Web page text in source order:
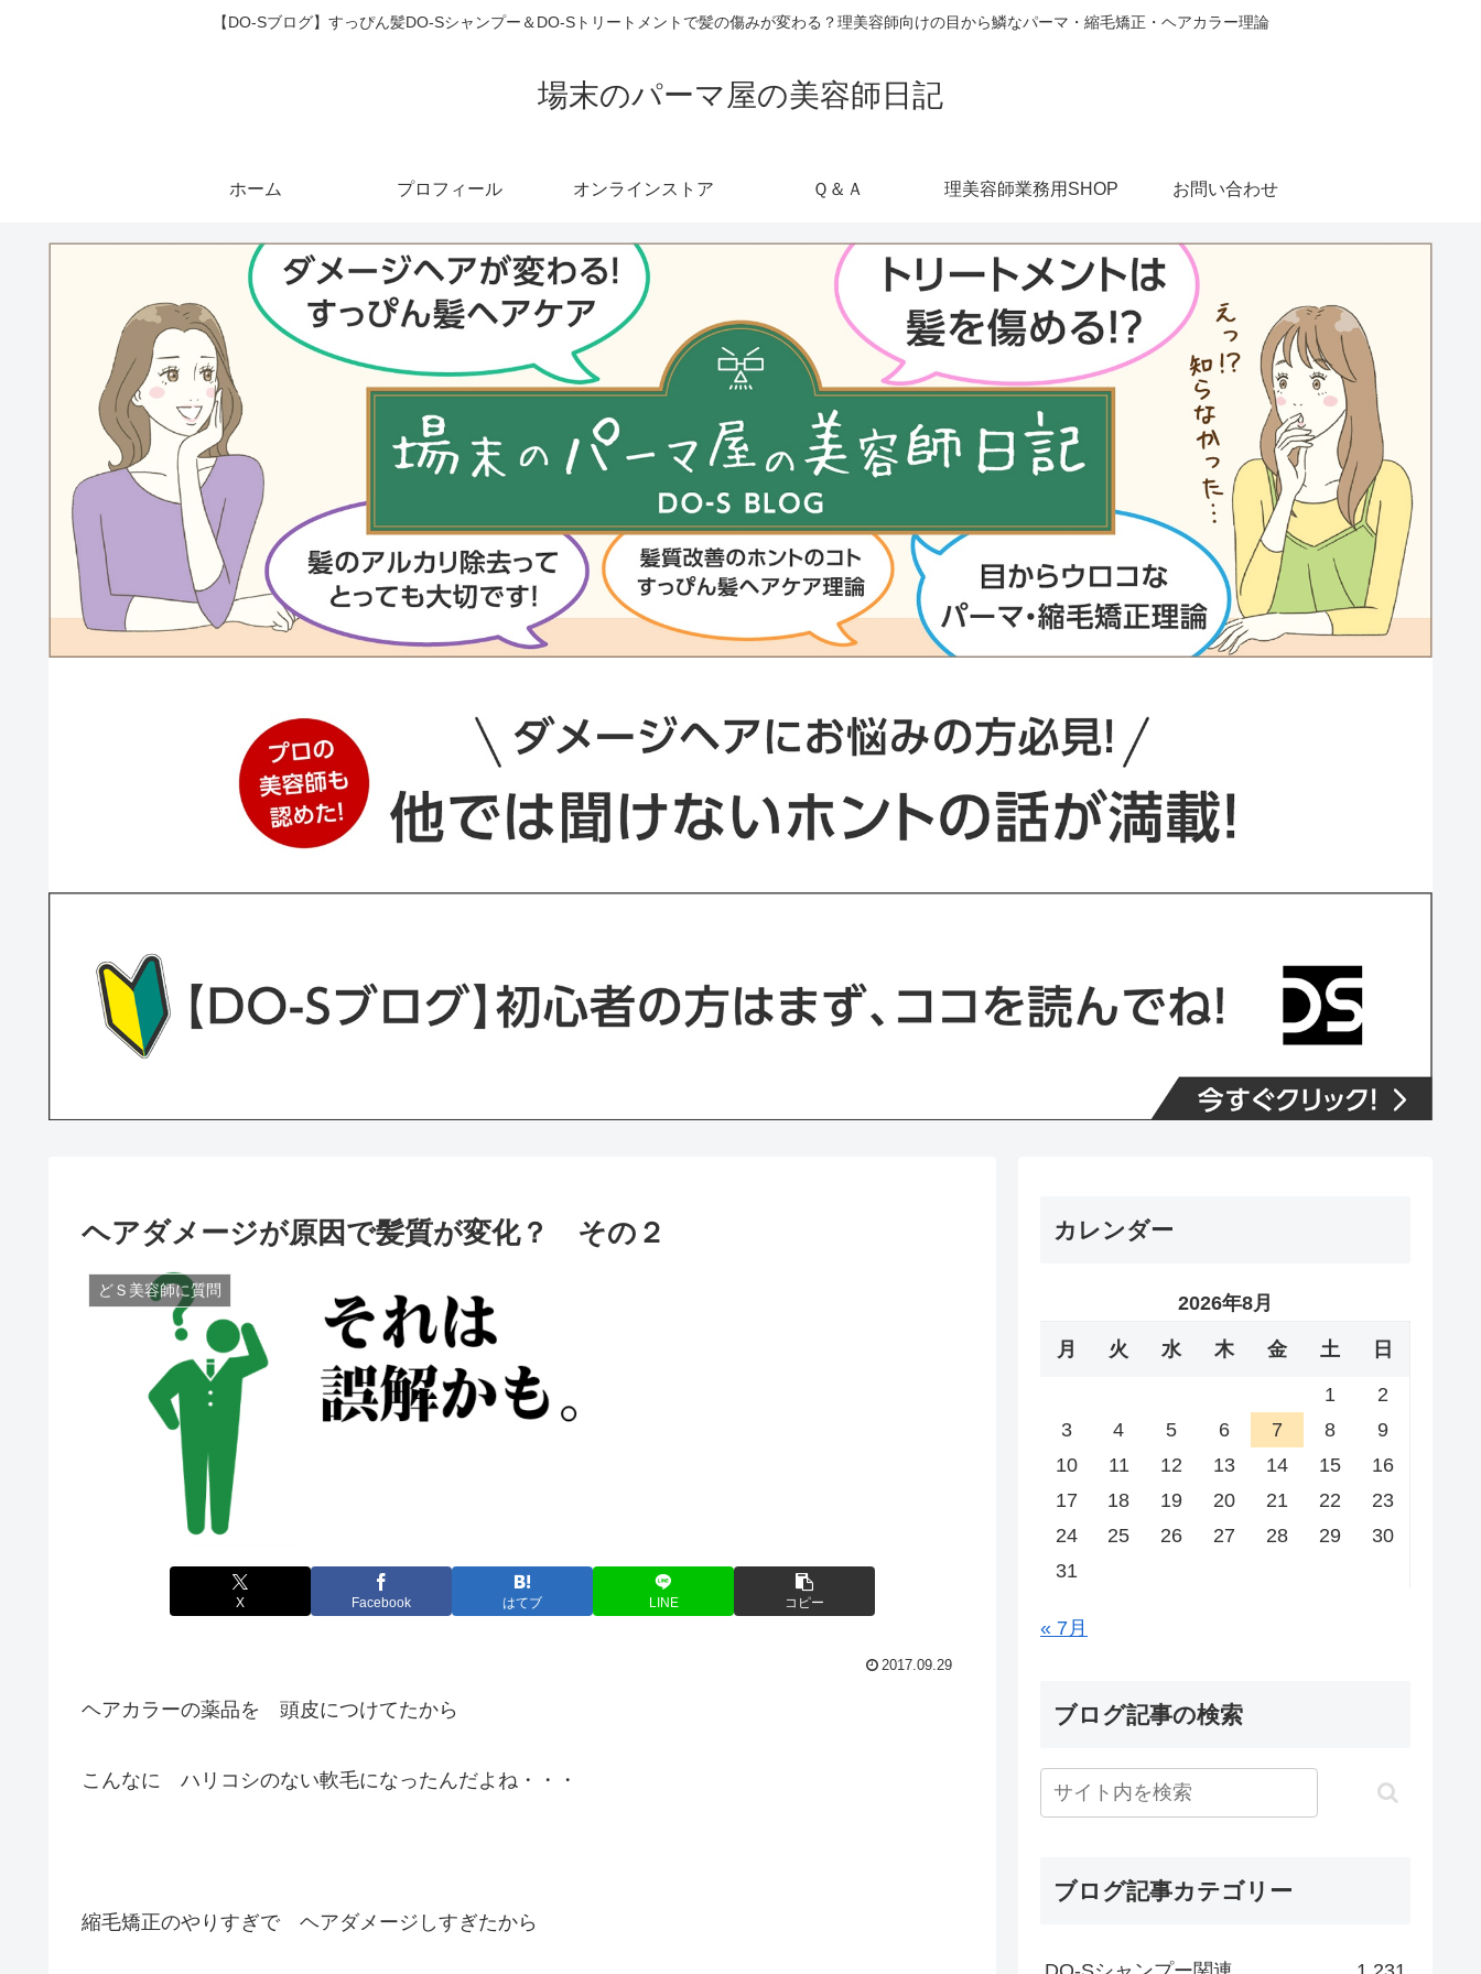
【DO-Sブログ】すっぴん髪DO-Sシャンプー＆DO-Sトリートメントで髪の傷みが変わる？理美容師向けの目から鱗なパーマ・縮毛矯正・ヘアカラー理論
場末のパーマ屋の美容師日記
ホーム プロフィール オンラインストア Ｑ＆Ａ 理美容師業務用SHOP お問い合わせ
ヘアダメージが原因で髪質が変化？ その２
どＳ美容師に質問
X Facebook はてブ LINE コピー
2017.09.29
ヘアカラーの薬品を 頭皮につけてたから
こんなに ハリコシのない軟毛になったんだよね・・・
縮毛矯正のやりすぎで ヘアダメージしすぎたから
カレンダー
2026年8月
月 火 水 木 金 土 日
1
2
3
4 5 6 7 8
9
10
11 12 13 14 15
16
17
18 19 20 21 22
23
24
25 26 27 28 29
30
31
« 7月
ブログ記事の検索
ブログ記事カテゴリー